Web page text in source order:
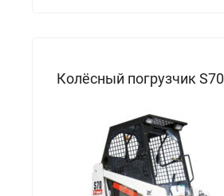
Колёсный погрузчик S70